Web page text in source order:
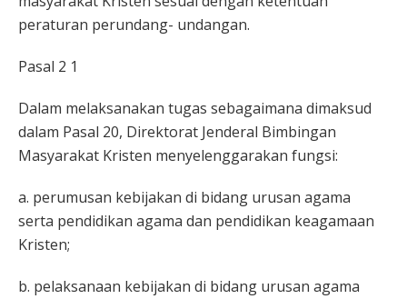
peraturan perundang- undangan.
Pasal 2 1
Dalam melaksanakan tugas sebagaimana dimaksud
dalam Pasal 20, Direktorat Jenderal Bimbingan
Masyarakat Kristen menyelenggarakan fungsi:
a. perumusan kebijakan di bidang urusan agama
serta pendidikan agama dan pendidikan keagamaan
Kristen;
b. pelaksanaan kebijakan di bidang urusan agama